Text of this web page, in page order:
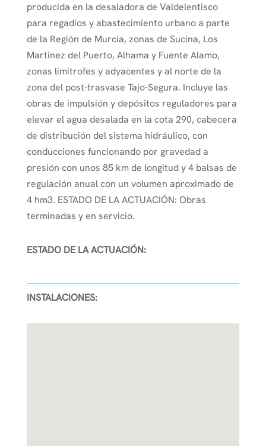
producida en la desaladora de Valdelentisco
para regadíos y abastecimiento urbano a parte
de la Región de Murcia, zonas de Sucina, Los
Martinez del Puerto, Alhama y Fuente Alamo,
zonas limitrofes y adyacentes y al norte de la
zona del post-trasvase Tajo-Segura. Incluye las
obras de impulsión y depósitos reguladores para
elevar el agua desalada en la cota 290, cabecera
de distribución del sistema hidráulico, con
conducciones funcionando por gravedad a
presión con unos 85 km de longitud y 4 balsas de
regulación anual con un volumen aproximado de
4 hm3. ESTADO DE LA ACTUACIÓN: Obras
terminadas y en servicio.
ESTADO DE LA ACTUACIÓN:
INSTALACIONES: